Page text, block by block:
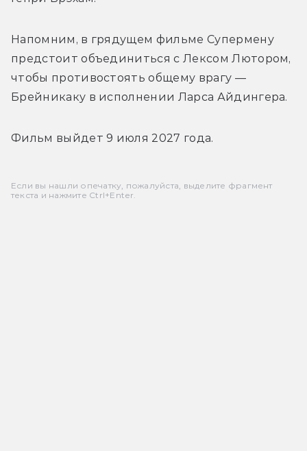
Напомним, в грядущем фильме Супермену
предстоит объединиться с Лексом Лютором,
чтобы противостоять общему врагу —
Брейникаку в исполнении Ларса Айдингера.
Фильм выйдет 9 июля 2027 года.
Если вы нашли опечатку, пожалуйста, выделите фрагмент
текста и нажмите Ctrl+Enter.